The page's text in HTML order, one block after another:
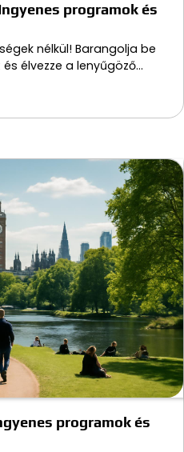
programok és
nélkül! Barangolja be
élvezze a lenyűgöző…
programok és